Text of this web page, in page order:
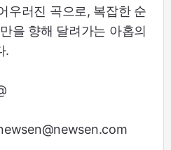
우러진 곡으로, 복잡한 순
을 향해 달려가는 아홉의
.